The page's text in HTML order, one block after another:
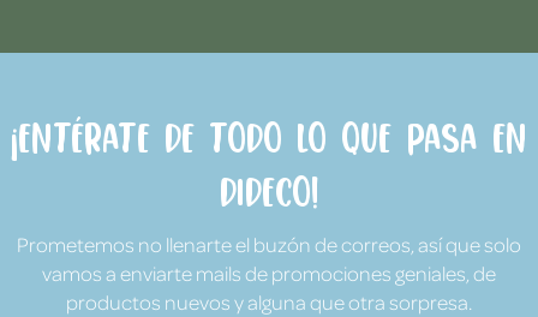
¡Entérate de todo lo que pasa en
Dideco!
Prometemos no llenarte el buzón de correos, así que solo
vamos a enviarte mails de promociones geniales, de
productos nuevos y alguna que otra sorpresa.